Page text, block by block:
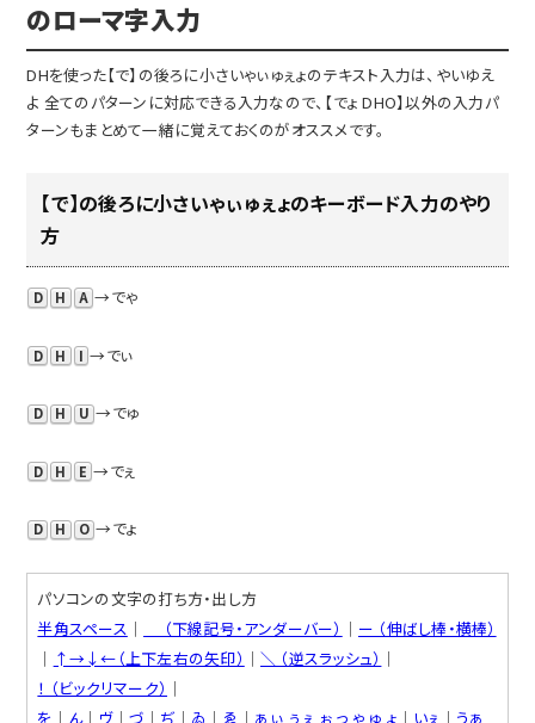
のローマ字入力
DHを使った【で】の後ろに小さいゃぃゅぇょのテキスト入力は、やいゆえ
よ 全てのパターンに対応できる入力なので、【でょ DHO】以外の入力パ
ターンもまとめて一緒に覚えておくのがオススメです。
【で】の後ろに小さいゃぃゅぇょのキーボード入力のやり
方
D H A →でゃ
D H I →でぃ
D H U →でゅ
D H E →でぇ
D H O →でょ
パソコンの文字の打ち方・出し方
半角スペース │ ＿ （下線記号・アンダーバー） │ ー （伸ばし棒・横棒）
│ ↑→↓←（上下左右の矢印） │＼ （逆スラッシュ） │
！ （ビックリマーク） │
を │ ん│ ヴ│ づ │ ぢ │ ゐ │ ゑ │ ぁ ぃ ぅ ぇ ぉ っ ゃ ゅ ょ │ いぇ │ うぁ